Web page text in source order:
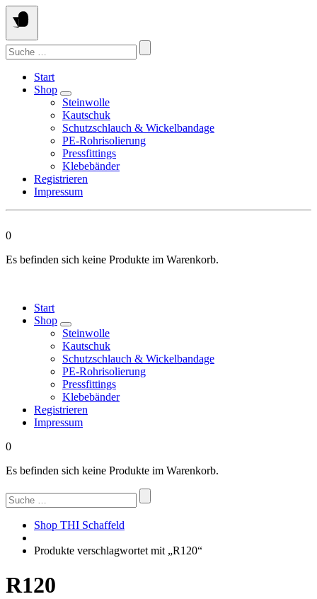
Springen
Sie
zum
Inhalt
Suchen
nach:
Start
Shop
Steinwolle
Kautschuk
Schutzschlauch & Wickelbandage
PE-Rohrisolierung
Pressfittings
Klebebänder
Registrieren
Impressum
0
Es befinden sich keine Produkte im Warenkorb.
Start
Shop
Steinwolle
Kautschuk
Schutzschlauch & Wickelbandage
PE-Rohrisolierung
Pressfittings
Klebebänder
Registrieren
Impressum
0
Es befinden sich keine Produkte im Warenkorb.
Suchen
nach:
Shop THI Schaffeld
Produkte verschlagwortet mit „R120“
R120